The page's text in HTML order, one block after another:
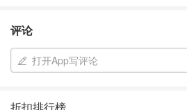
评论
打开App写评论